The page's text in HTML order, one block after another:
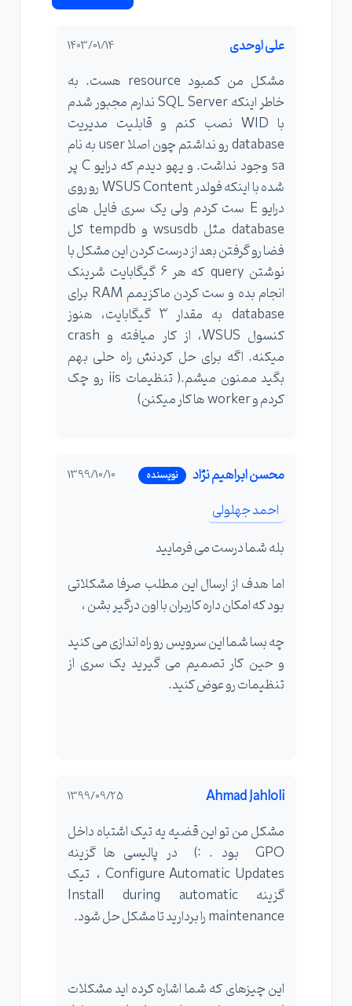
علی اوحدی 1403/01/14
مشکل من کمبود resource هست. به
خاطر اینکه SQL Server ندارم مجبور شدم
با WID نصب کنم و قابلیت مدیریت
database رو نداشتم چون اصلا user به نام
sa وجود نداشت. و یهو دیدم که درایو C پر
شده با اینکه فولدر WSUS Content رو روی
درایو E ست کردم ولی یک سری فایل های
database مثل wsusdb و tempdb کل
فضا رو گرفتن بعد از درست کردن این مشکل با
نوشتن query که هر 6 گیگابایت شرینک
انجام بده و ست کردن ماکزیمم RAM برای
database به مقدار 3 گیگابایت، هنوز
کنسول WSUS، از کار میافته و crash
میکنه. اگه برای حل کردنش راه حلی بهم
بگید ممنون میشم.( تنظیمات iis رو چک
کردم و worker ها کار میکنن)
محسن ابراهیم نژاد نویسنده 1399/10/10
احمد جهلولی
بله شما درست می فرمایید
اما هدف از ارسال این مطلب صرفا مشکلاتی
بود که امکان داره کاربران با اون درگیر بشن ،
چه بسا شما این سرویس رو راه اندازی می کنید
و حین کار تصمیم می گیرید یک سری از
تنظیمات رو عوض کنید.
Ahmad Jahloli
1399/09/25
مشکل من تو این قضیه یه تیک اشتباه داخل
GPO بود . :) در پالیسی ها گزینه
Configure Automatic Updates ، تیک
گزینه Install during automatic
maintenance را بردارید تا مشکل حل شود.
این چیزهای که شما اشاره کرده اید مشکلات